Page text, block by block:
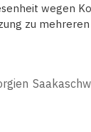
wegen
zu